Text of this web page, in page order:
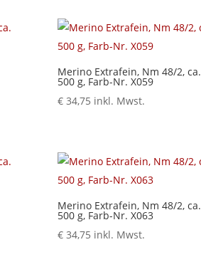
Merino Extrafein, Nm 48/2, ca.
500 g, Farb-Nr. X059
€ 34,75 inkl. Mwst.
Merino Extrafein, Nm 48/2, ca.
500 g, Farb-Nr. X063
€ 34,75 inkl. Mwst.